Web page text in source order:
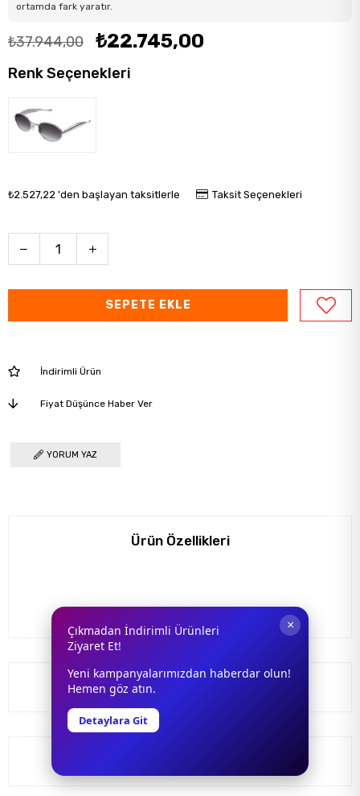
ortamda fark yaratır.
₺37.944,00 ₺22.745,00
Renk Seçenekleri
₺2.527,22 'den başlayan taksitlerle Taksit Seçenekleri
İndirimli Ürün
Fiyat Düşünce Haber Ver
YORUM YAZ
Ürün Özellikleri
Yorumlar
×
Çıkmadan İndirimli Ürünleri
Ziyaret Et!
Yeni kampanyalarımızdan haberdar olun!
Hemen göz atın.
Detaylara Git